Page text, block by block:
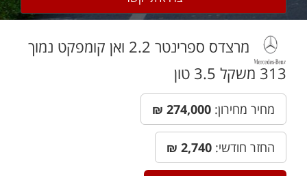
מרצדס ספרינטר 2.2 ואן קומפקט נמוך
313 משקל 3.5 טון
מחיר מחירון: ₪
החזר חודשי: 2,740
₪